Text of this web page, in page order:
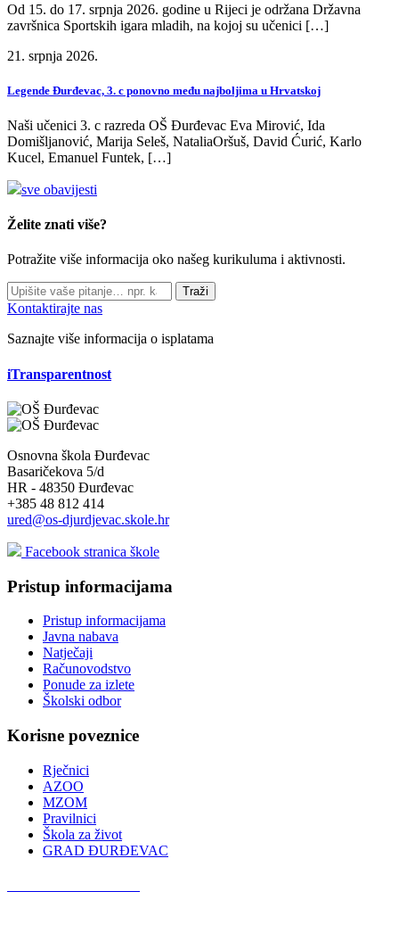
Od 15. do 17. srpnja 2026. godine u Rijeci je održana Državna
završnica Sportskih igara mladih, na kojoj su učenici […]
21. srpnja 2026.
Legende Đurđevac, 3. c ponovno među najboljima u Hrvatskoj
Naši učenici 3. c razreda OŠ Đurđevac Eva Mirović, Ida
Domišljanović, Marija Seleš, NataliaOršuš, David Ćurić, Karlo
Kucel, Emanuel Funtek, […]
sve obavijesti
Želite znati više?
Potražite više informacija oko našeg kurikuluma i aktivnosti.
Traži
Kontaktirajte nas
Saznajte više informacija o isplatama
iTransparentnost
Osnovna škola Đurđevac
Basaričekova 5/d
HR - 48350 Đurđevac
+385 48 812 414
ured@os-djurdjevac.skole.hr
Facebook stranica škole
Pristup informacijama
Pristup informacijama
Javna nabava
Natječaji
Računovodstvo
Ponude za izlete
Školski odbor
Korisne poveznice
Rječnici
AZOO
MZOM
Pravilnici
Škola za život
GRAD ĐURĐEVAC